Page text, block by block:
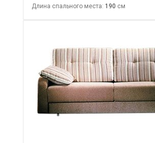
Длина спального места: 190